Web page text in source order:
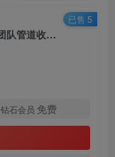
最新电脑挂机单机每天收益300+ 并带有团队管道收益 可无限放大
钻石会员 免费
已售 5